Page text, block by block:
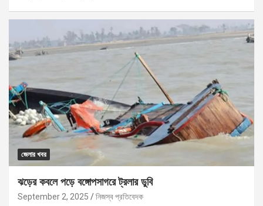
জেলার খবর
ঝড়ের কবলে পড়ে বঙ্গোপসাগরে ট্রলার ডুবি
September 2, 2025 নিজস্ব প্রতিবেদক